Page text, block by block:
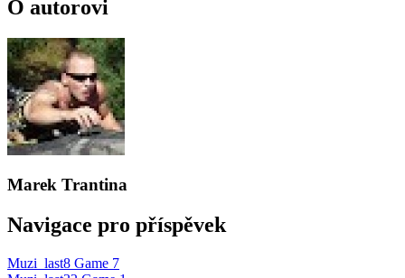
O autorovi
Marek Trantina
Navigace pro příspěvek
Muzi_last8 Game 7